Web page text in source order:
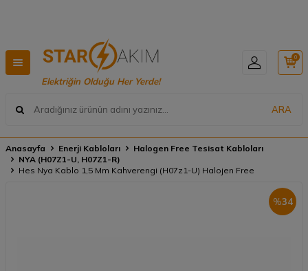
Elektriğin Olduğu Her Yerde!
ARA
0
Anasayfa Enerji Kabloları
Halogen Free Tesisat Kabloları
NYA (H07Z1-U, H07Z1-R)
Hes Nya Kablo 1,5 Mm Kahverengi (H07z1-U) Halojen Free
%34